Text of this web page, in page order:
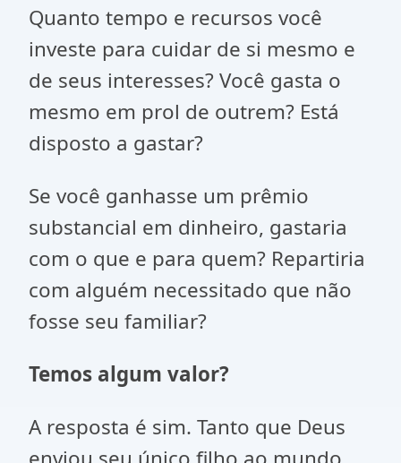
Quanto tempo e recursos você
investe para cuidar de si mesmo e
de seus interesses? Você gasta o
mesmo em prol de outrem? Está
disposto a gastar?
Se você ganhasse um prêmio
substancial em dinheiro, gastaria
com o que e para quem? Repartiria
com alguém necessitado que não
fosse seu familiar?
Temos algum valor?
A resposta é sim. Tanto que Deus